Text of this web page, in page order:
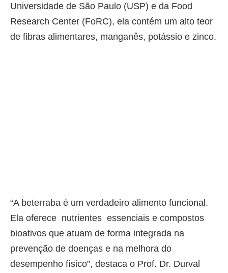
Universidade de São Paulo (USP) e da Food
Research Center (FoRC), ela contém um alto teor
de fibras alimentares, manganês, potássio e zinco.
“A beterraba é um verdadeiro alimento funcional.
Ela oferece nutrientes essenciais e compostos
bioativos que atuam de forma integrada na
prevenção de doenças e na melhora do
desempenho físico”, destaca o Prof. Dr. Durval